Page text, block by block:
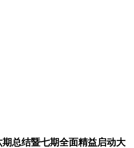
总结暨七期全面精益启动大